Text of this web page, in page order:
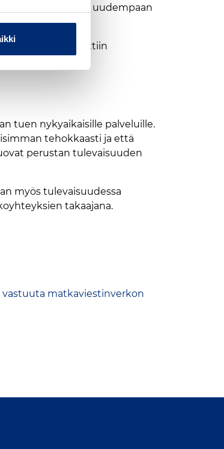
siirtymä 3G:stä uudempaan
.
pidettiin
tuen nykyaikaisille palveluille.
tehokkaasti ja että
perustan tulevaisuuden
myös tulevaisuudessa
takaajana.
matkaviestinverkon